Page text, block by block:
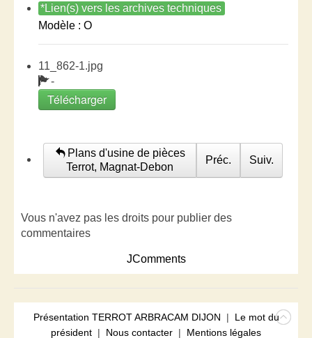
*Lien(s) vers les archives techniques
Modèle : O
11_862-1.jpg
-
Télécharger
Plans d'usine de pièces
Terrot, Magnat-Debon
Préc. Suiv.
Vous n'avez pas les droits pour publier des
commentaires
JComments
Présentation TERROT ARBRACAM DIJON | Le mot du
président | Nous contacter | Mentions légales